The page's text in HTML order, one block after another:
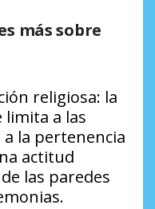
más sobre
religiosa: la
a las
la pertenencia
actitud
las paredes